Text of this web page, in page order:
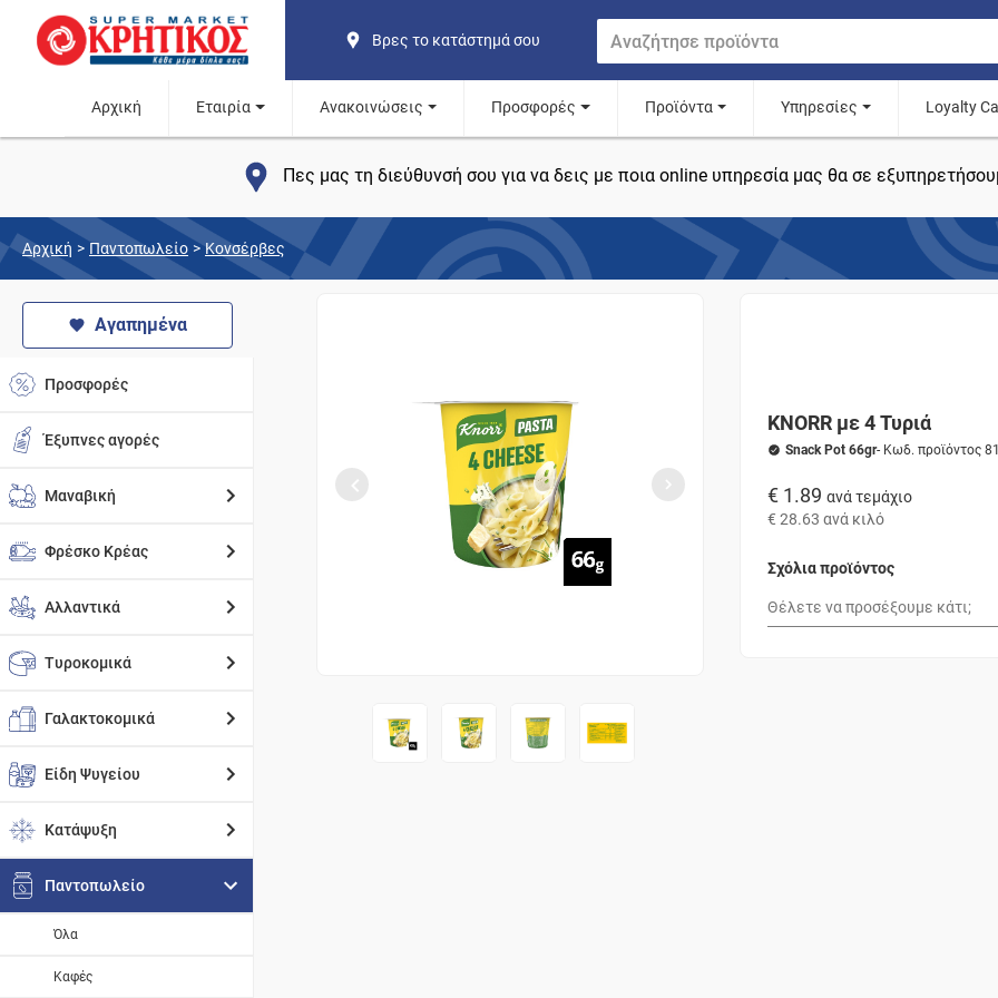
Βρες το κατάστημά σου
Αρχική Εταιρία Ανακοινώσεις Προσφορές Προϊόντα Υπηρεσίες Loyalty
Πες μας τη διεύθυνσή σου για να δεις με ποια online υπηρεσία μας θα σε
Αρχική > Παντοπωλείο > Κονσέρβες
Αγαπημένα
Προσφορές
Έξυπνες αγορές
Μαναβική
Φρέσκο Κρέας
Αλλαντικά
Τυροκομικά
Γαλακτοκομικά
Είδη Ψυγείου
Κατάψυξη
Παντοπωλείο
Όλα
Καφές
KNORR με 4 Τυριά
Snack Pot 66gr- Κωδ. προϊόντος
€ 1.89 ανά τεμάχιο
€ 28.63 ανά κιλό
Σχόλια προϊόντος